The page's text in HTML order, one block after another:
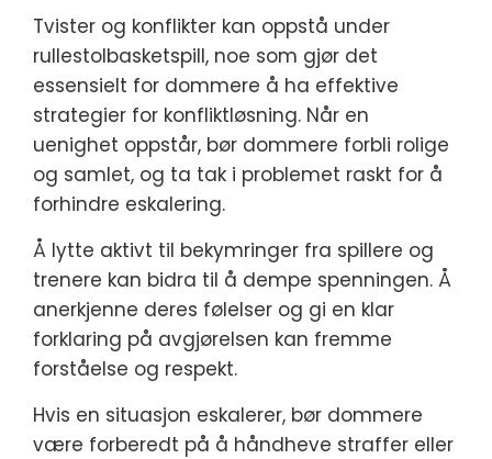
Tvister og konflikter kan oppstå under
rullestolbasketspill, noe som gjør det
essensielt for dommere å ha effektive
strategier for konfliktløsning. Når en
uenighet oppstår, bør dommere forbli rolige
og samlet, og ta tak i problemet raskt for å
forhindre eskalering.
Å lytte aktivt til bekymringer fra spillere og
trenere kan bidra til å dempe spenningen. Å
anerkjenne deres følelser og gi en klar
forklaring på avgjørelsen kan fremme
forståelse og respekt.
Hvis en situasjon eskalerer, bør dommere
være forberedt på å håndheve straffer eller